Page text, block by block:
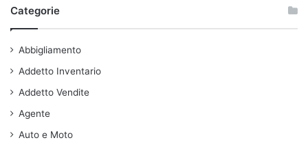
Categorie
Abbigliamento
Addetto Inventario
Addetto Vendite
Agente
Auto e Moto